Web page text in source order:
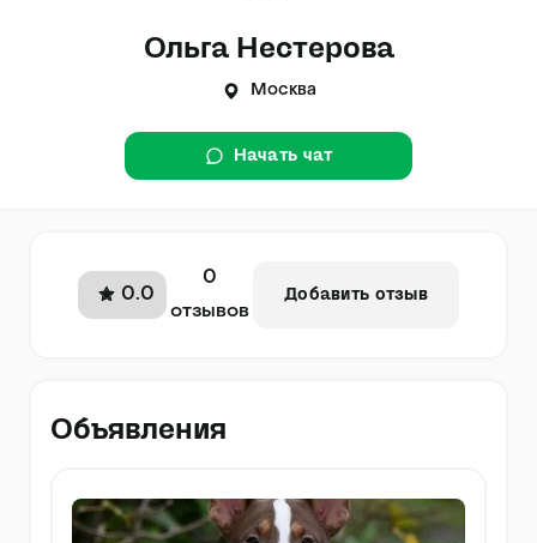
Ольга Нестерова
Москва
Начать чат
0.0
0
отзывов
Добавить отзыв
Объявления